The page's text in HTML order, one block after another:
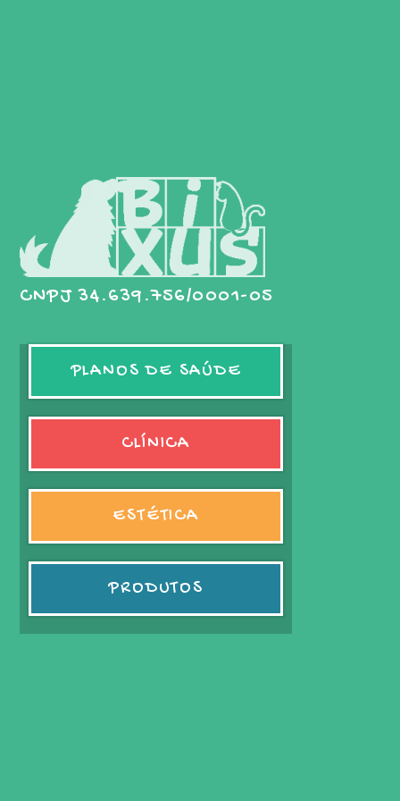
CNPJ 34.639.756/0001-05
PLANOS DE SAÚDE
CLÍNICA
ESTÉTICA
PRODUTOS